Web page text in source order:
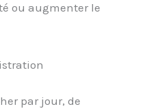
ou augmenter le
par jour, de